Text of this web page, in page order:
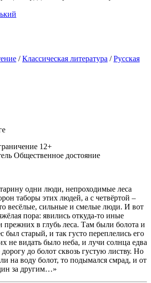
/Классическая литература /Русская
12+
Общественное достояние
одни люди, непроходимые леса
таборы этих людей, а с четвёртой –
весёлые, сильные и смелые люди. И вот
пора: явились откуда-то иные
прежних в глубь леса. Там были болота и
был старый, и так густо переплелись его
не видать было неба, и лучи солнца едва
до болот сквозь густую листву. Но
на воду болот, то подымался смрад, и от
за другим…»